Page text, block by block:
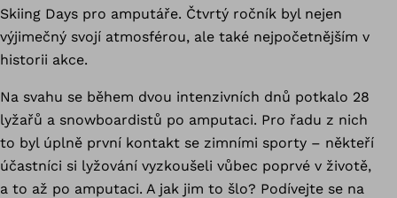
Skiing Days pro amputáře. Čtvrtý ročník byl nejen
výjimečný svojí atmosférou, ale také nejpočetnějším v
historii akce.
Na svahu se během dvou intenzivních dnů potkalo 28
lyžařů a snowboardistů po amputaci. Pro řadu z nich
to byl úplně první kontakt se zimními sporty – někteří
účastníci si lyžování vyzkoušeli vůbec poprvé v životě,
a to až po amputaci. A jak jim to šlo? Podívejte se na